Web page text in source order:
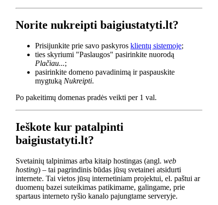
Norite nukreipti baigiustatyti.lt?
Prisijunkite prie savo paskyros klientų sistemoje;
ties skyriumi "Paslaugos" pasirinkite nuorodą
Plačiau...;
pasirinkite domeno pavadinimą ir paspauskite
mygtuką Nukreipti.
Po pakeitimų domenas pradės veikti per 1 val.
Ieškote kur patalpinti
baigiustatyti.lt?
Svetainių talpinimas arba kitaip hostingas (angl. web
hosting) – tai pagrindinis būdas jūsų svetainei atsidurti
internete. Tai vietos jūsų internetiniam projektui, el. paštui ar
duomenų bazei suteikimas patikimame, galingame, prie
spartaus interneto ryšio kanalo pajungtame serveryje.